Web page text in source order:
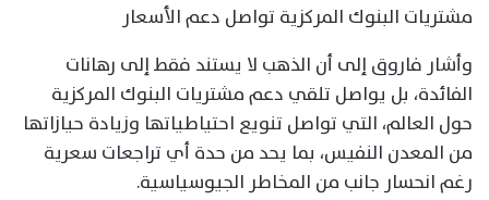
مشتريات البنوك المركزية تواصل دعم الأسعار
وأشار فاروق إلى أن الذهب لا يستند فقط إلى رهانات
الفائدة، بل يواصل تلقي دعم مشتريات البنوك المركزية
حول العالم، التي تواصل تنويع احتياطياتها وزيادة حيازاتها
من المعدن النفيس، بما يحد من حدة أي تراجعات سعرية
رغم انحسار جانب من المخاطر الجيوسياسية.